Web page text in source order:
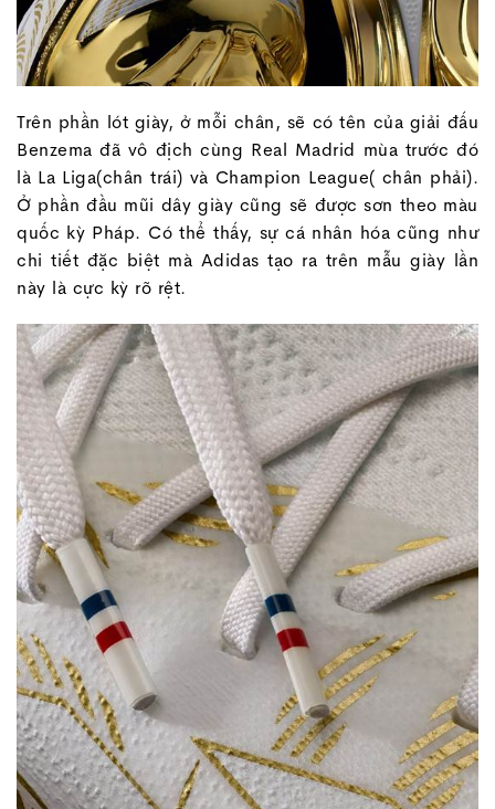
Trên phần lót giày, ở mỗi chân, sẽ có tên của giải đấu
Benzema đã vô địch cùng Real Madrid mùa trước đó
là La Liga(chân trái) và Champion League( chân phải).
Ở phần đầu mũi dây giày cũng sẽ được sơn theo màu
quốc kỳ Pháp. Có thể thấy, sự cá nhân hóa cũng như
chi tiết đặc biệt mà Adidas tạo ra trên mẫu giày lần
này là cực kỳ rõ rệt.